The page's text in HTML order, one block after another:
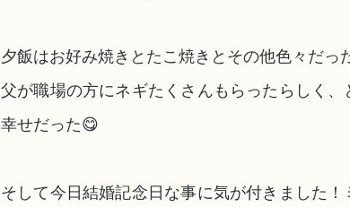
夕飯はお好み焼きとたこ焼きとその他色々だっ
父が職場の方にネギたくさんもらったらしく
幸せだった😋
そして今日結婚記念日な事に気が付きました